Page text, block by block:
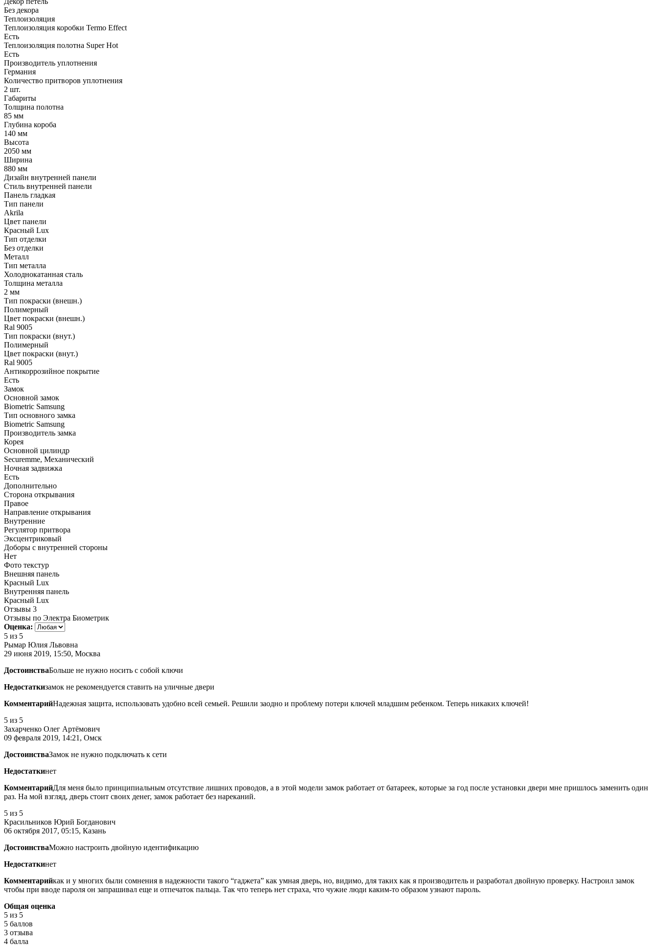
Без декора
Теплоизоляция
Теплоизоляция коробки Termo Effect
Есть
Теплоизоляция полотна Super Нot
Есть
Производитель уплотнения
Германия
Количество притворов уплотнения
2 шт.
Габариты
Толщина полотна
85 мм
Глубина короба
140 мм
Высота
2050 мм
Ширина
880 мм
Дизайн внутренней панели
Стиль внутренней панели
Панель гладкая
Тип панели
Akrila
Цвет панели
Красный Lux
Тип отделки
Без отделки
Металл
Тип металла
Холоднокатанная сталь
Толщина металла
2 мм
Тип покраски (внешн.)
Полимерный
Цвет покраски (внешн.)
Ral 9005
Тип покраски (внут.)
Полимерный
Цвет покраски (внут.)
Ral 9005
Антикоррозийное покрытие
Есть
Замок
Основной замок
Biometric Samsung
Тип основного замка
Biometric Samsung
Производитель замка
Корея
Основной цилиндр
Securemme, Механический
Ночная задвижка
Есть
Дополнительно
Сторона открывания
Правое
Направление открывания
Внутренние
Регулятор притвора
Эксцентриковый
Доборы с внутренней стороны
Нет
Фото текстур
Внешняя панель
Красный Lux
Внутренняя панель
Красный Lux
Отзывы 3
Отзывы по Электра Биометрик
Оценка:
5 из 5
Рымар Юлия Львовна
29 июня 2019, 15:50, Москва
ДостоинстваБольше не нужно носить с собой ключи
Недостаткизамок не рекомендуется ставить на уличные двери
КомментарийНадежная защита, использовать удобно всей семьей. Решили заодно и проблему потери ключей младшим ребенком. Теперь никаких ключей!
5 из 5
Захарченко Олег Артёмович
09 февраля 2019, 14:21, Омск
ДостоинстваЗамок не нужно подключать к сети
Недостаткинет
КомментарийДля меня было принципиальным отсутствие лишних проводов, а в этой модели замок работает от батареек, которые за год после установки двери мне пришлось заменить один
раз. На мой взгляд, дверь стоит своих денег, замок работает без нареканий.
5 из 5
Красильников Юрий Богданович
06 октября 2017, 05:15, Казань
ДостоинстваМожно настроить двойную идентификацию
Недостаткинет
Комментарийкак и у многих были сомнения в надежности такого “гаджета” как умная дверь, но, видимо, для таких как я производитель и разработал двойную проверку. Настроил замок
чтобы при вводе пароля он запрашивал еще и отпечаток пальца. Так что теперь нет страха, что чужие люди каким-то образом узнают пароль.
Общая оценка
5 из 5
5 баллов
3 отзыва
4 балла